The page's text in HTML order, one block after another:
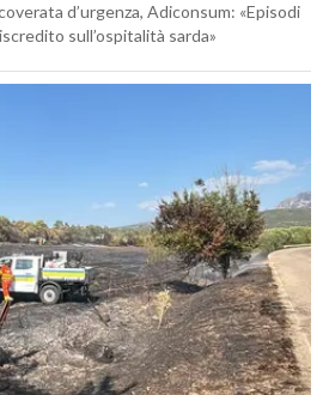
d’urgenza, Adiconsum: «Episodi
sull’ospitalità sarda»